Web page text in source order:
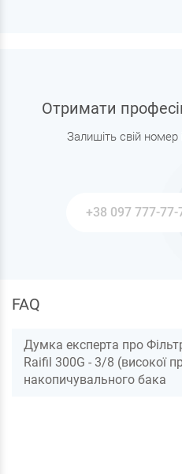
Отримати
Залишіть свій
FAQ
Думка експерта про
Raifil 300G - 3/8 (високої
накопичувального бака